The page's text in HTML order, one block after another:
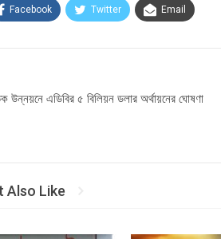
Facebook Twitter Email
উন্নয়নে এডিবির ৫ বিলিয়ন ডলার অর্থায়নের ঘোষণা
Also Like